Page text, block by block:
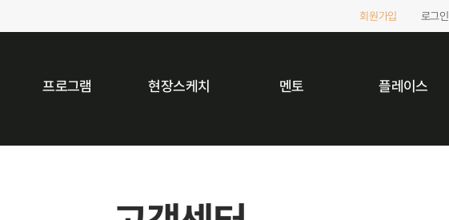
프로그램 현장스케치 멘토 플레이스
회원가입 로그인